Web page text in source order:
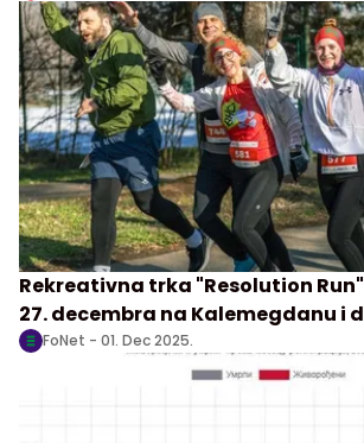
Rekreativna trka "Resolution
27. decembra na Kalemegdanu i
učešće biće namenjen kampanji
posvećenoj opstanku jedinog
FoNet - 01. Dec 2025.